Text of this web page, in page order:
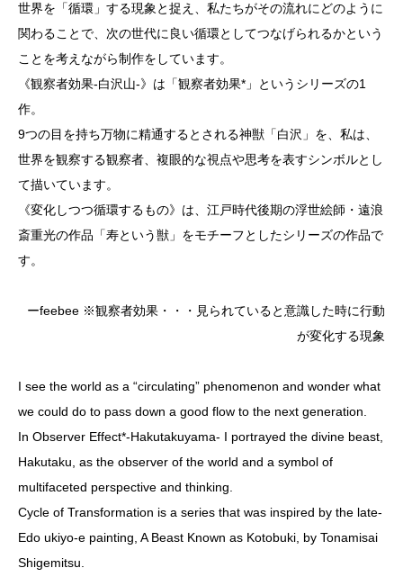
世界を「循環」する現象と捉え、私たちがその流れにどのように
関わることで、次の世代に良い循環としてつなげられるかという
ことを考えながら制作をしています。
《観察者効果-白沢山-》は「観察者効果*」というシリーズの1
作。
9つの目を持ち万物に精通するとされる神獣「白沢」を、私は、
世界を観察する観察者、複眼的な視点や思考を表すシンボルとし
て描いています。
《変化しつつ循環するもの》は、江戸時代後期の浮世絵師・遠浪
斎重光の作品「寿という獣」をモチーフとしたシリーズの作品で
す。
ーfeebee ※観察者効果・・・見られていると意識した時に行動
が変化する現象
I see the world as a “circulating” phenomenon and wonder what
we could do to pass down a good flow to the next generation.
In Observer Effect*-Hakutakuyama- I portrayed the divine beast,
Hakutaku, as the observer of the world and a symbol of
multifaceted perspective and thinking.
Cycle of Transformation is a series that was inspired by the late-
Edo ukiyo-e painting, A Beast Known as Kotobuki, by Tonamisai
Shigemitsu.